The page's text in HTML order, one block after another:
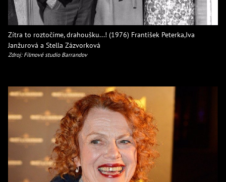
Zítra to roztočíme, drahoušku...! (1976) František Peterka,Iva
Janžurová a Stella Zázvorková
Zdroj: Filmové studio Barrandov